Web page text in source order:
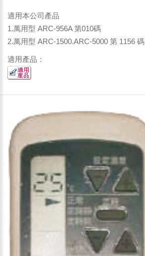
適用本公司產品
1.萬用型 ARC-956A 第010碼
2.萬用型 ARC-1500.ARC-5000 第 1156 碼
適用產品：